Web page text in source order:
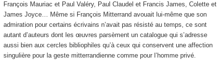
François Mauriac et Paul Valéry, Paul Claudel et Francis James, Colette et
James Joyce… Même si François Mitterrand avouait lui-même que son
admiration pour certains écrivains n’avait pas résisté au temps, ce sont
autant d’auteurs dont les œuvres parsèment un catalogue qui s’adresse
aussi bien aux cercles bibliophiles qu’à ceux qui conservent une affection
singulière pour la geste mitterrandienne comme pour l’homme privé.